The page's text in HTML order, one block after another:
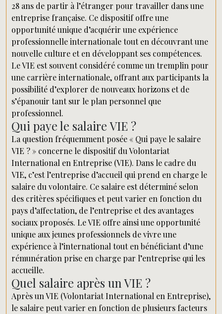
28 ans de partir à l’étranger pour travailler dans une
entreprise française. Ce dispositif offre une
opportunité unique d’acquérir une expérience
professionnelle internationale tout en découvrant une
nouvelle culture et en développant ses compétences.
Le VIE est souvent considéré comme un tremplin pour
une carrière internationale, offrant aux participants la
possibilité d’explorer de nouveaux horizons et de
s’épanouir tant sur le plan personnel que
professionnel.
Qui paye le salaire VIE ?
La question fréquemment posée « Qui paye le salaire
VIE ? » concerne le dispositif du Volontariat
International en Entreprise (VIE). Dans le cadre du
VIE, c’est l’entreprise d’accueil qui prend en charge le
salaire du volontaire. Ce salaire est déterminé selon
des critères spécifiques et peut varier en fonction du
pays d’affectation, de l’entreprise et des avantages
sociaux proposés. Le VIE offre ainsi une opportunité
unique aux jeunes professionnels de vivre une
expérience à l’international tout en bénéficiant d’une
rémunération prise en charge par l’entreprise qui les
accueille.
Quel salaire après un VIE ?
Après un VIE (Volontariat International en Entreprise),
le salaire peut varier en fonction de plusieurs facteurs